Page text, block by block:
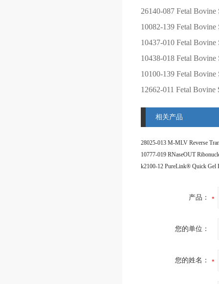
26140-087 Fetal Bovine
10082-139 Fetal Bovine
10437-010 Fetal Bovine
10438-018 Fetal Bovine
10100-139 Fetal Bovine
12662-011 Fetal Bovine
相关产品
产品：
您的单位：
您的姓名：